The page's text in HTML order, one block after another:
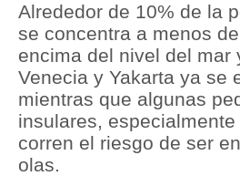
Política
Tu Dinero
Finanzas Personales
Inmobiliarias
Alrededor de 10% de la
se concentra a menos
encima del nivel del mar
Venecia y Yakarta ya se
mientras que algunas
insulares,
corren el riesgo de ser
olas.